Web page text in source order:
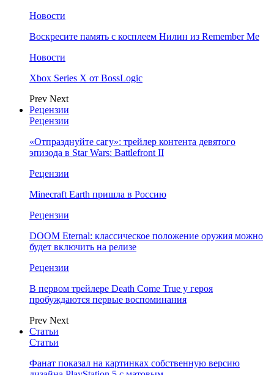
Новости
Воскресите память с косплеем Нилин из Remember Me
Новости
Xbox Series X от BossLogic
Prev Next
Рецензии
Рецензии
«Отпразднуйте сагу»: трейлер контента девятого
эпизода в Star Wars: Battlefront II
Рецензии
Minecraft Earth пришла в Россию
Рецензии
DOOM Eternal: классическое положение оружия можно
будет включить на релизе
Рецензии
В первом трейлере Death Come True у героя
пробуждаются первые воспоминания
Prev Next
Статьи
Статьи
Фанат показал на картинках собственную версию